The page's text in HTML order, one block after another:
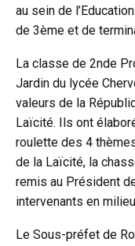
au sein de
de 3ème et de
La classe de 2nde
Jardin du lycée
valeurs de la
Laïcité. Ils ont
roulette des 4
de la Laïcité, la
remis au Président
intervenants en
Le Sous-préfet de